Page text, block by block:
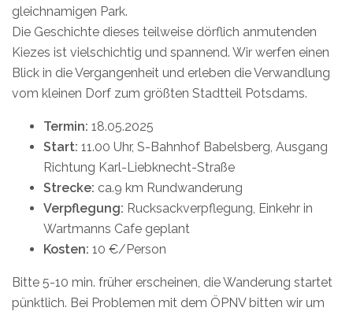
gleichnamigen Park.
Die Geschichte dieses teilweise dörflich anmutenden
Kiezes ist vielschichtig und spannend. Wir werfen einen
Blick in die Vergangenheit und erleben die Verwandlung
vom kleinen Dorf zum größten Stadtteil Potsdams.
Termin: 18.05.2025
Start: 11.00 Uhr, S-Bahnhof Babelsberg, Ausgang
Richtung Karl-Liebknecht-Straße
Strecke: ca.9 km Rundwanderung
Verpflegung: Rucksackverpflegung, Einkehr in
Wartmanns Cafe geplant
Kosten: 10 €/Person
Bitte 5-10 min. früher erscheinen, die Wanderung startet
pünktlich. Bei Problemen mit dem ÖPNV bitten wir um